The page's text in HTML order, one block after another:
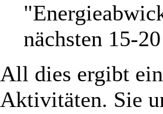
nächsten 15-
All dies ergibt
Aktivitäten. Sie